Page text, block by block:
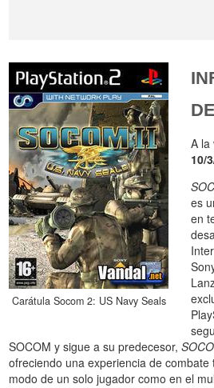
Carátula Socom 2: US Navy Seals
A la
10/
es
en
SOCOM y sigue a su predecesor,
ofreciendo una experiencia de
modo de un solo jugador como en el